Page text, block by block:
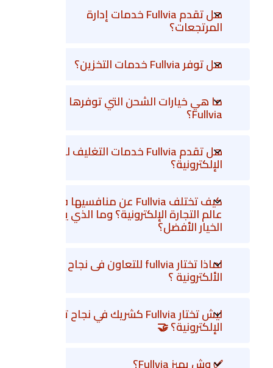
هل تقدم Fullvia خدمات إدارة
المرتجعات؟
هل توفر Fullvia خدمات التخزين؟
ما هي خيارات الشحن التي توفرها
Fullvia؟
هل تقدم Fullvia خدمات التغليف للمتاجر
الإلكترونية؟
كيف تختلف Fullvia عن منافسيها في
عالم التجارة الإلكترونية؟ وما الذي يجعلها
الخيار الأفضل؟
لماذا تختار fullvia للتعاون فى نجاح تجارتك
الألكترونية ؟
ليش تختار Fullvia كشريك في نجاح تجارتك
الإلكترونية؟ 🤝